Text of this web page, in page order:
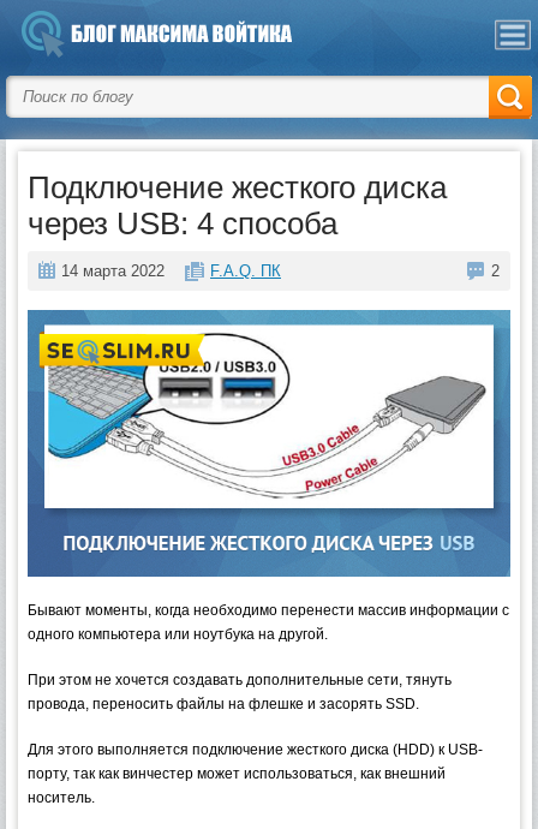
Подключение жесткого диска
через USB: 4 способа
14 марта 2022 F.A.Q. ПК 2
Бывают моменты, когда необходимо перенести массив информации с
одного компьютера или ноутбука на другой.
При этом не хочется создавать дополнительные сети, тянуть
провода, переносить файлы на флешке и засорять SSD.
Для этого выполняется подключение жесткого диска (HDD) к USB-
порту, так как винчестер может использоваться, как внешний
носитель.